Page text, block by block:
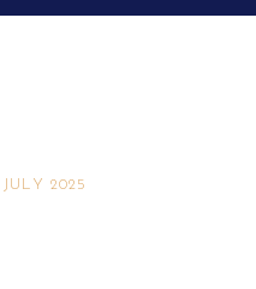
JULY 2025